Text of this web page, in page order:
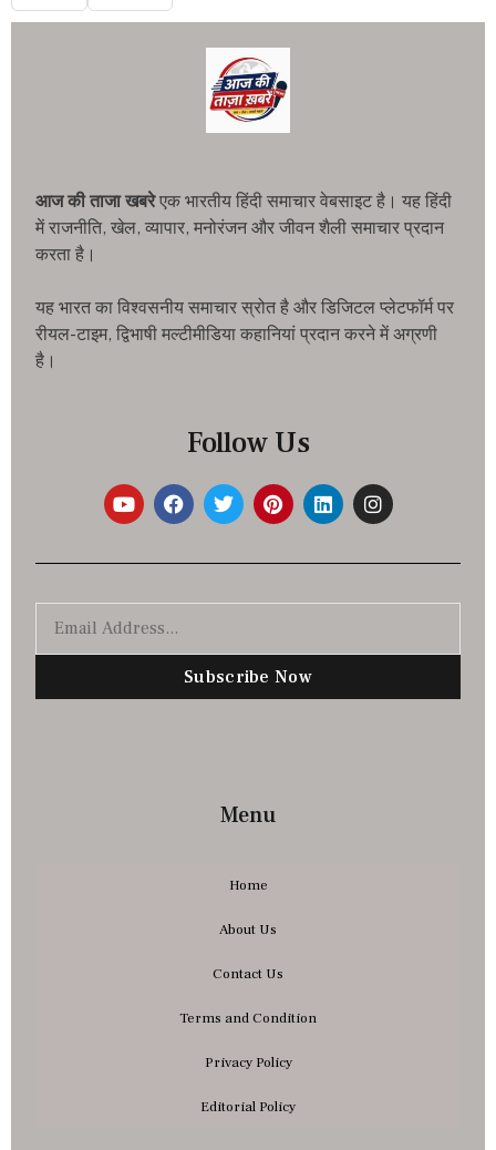
आज की ताजा खबरेएक भारतीय हिंदी समाचार वेबसाइट है। यह हिंदी
में राजनीति, खेल, व्यापार, मनोरंजन और जीवन शैली समाचार प्रदान
करता है।
यह भारत का विश्वसनीय समाचार स्रोत है और डिजिटल प्लेटफॉर्म पर
रीयल-टाइम, द्विभाषी मल्टीमीडिया कहानियां प्रदान करने में अग्रणी
है।
Follow Us
Subscribe Now
Menu
Home
About Us
Contact Us
Terms and Condition
Privacy Policy
Editorial Policy